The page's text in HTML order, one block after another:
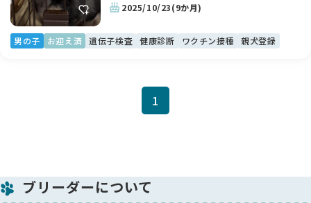
2025/10/23(9か月)
男の子 お迎え済 遺伝子検査 健康診断 ワクチン接種 親犬登録
1
ブリーダーについて